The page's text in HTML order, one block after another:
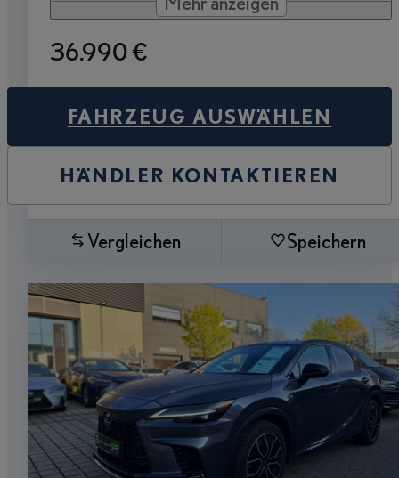
36.990 €
FAHRZEUG AUSWÄHLEN
HÄNDLER KONTAKTIEREN
Vergleichen Speichern